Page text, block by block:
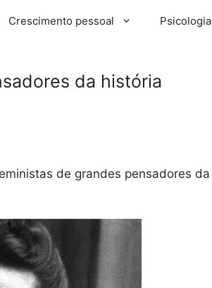
Crescimento pessoal Psicologia
da história
de grandes pensadores da